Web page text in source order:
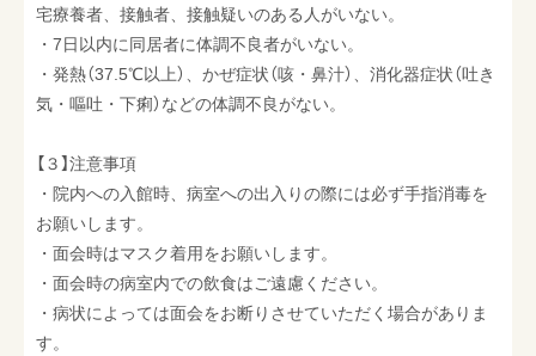
宅療養者、接触者、接触疑いのある人がいない。
・7日以内に同居者に体調不良者がいない。
・発熱（37.5℃以上）、かぜ症状（咳・鼻汁）、消化器症状（吐き
気・嘔吐・下痢）などの体調不良がない。
【３】注意事項
・院内への入館時、病室への出入りの際には必ず手指消毒を
お願いします。
・面会時はマスク着用をお願いします。
・面会時の病室内での飲食はご遠慮ください。
・病状によっては面会をお断りさせていただく場合がありま
す。